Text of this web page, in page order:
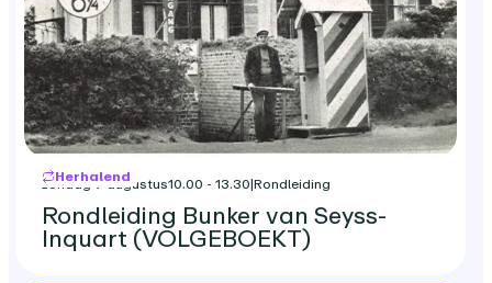
Herhalend
zondag 9 augustus10.00 - 13.30|Rondleiding
Rondleiding Bunker van Seyss-
Inquart (VOLGEBOEKT)